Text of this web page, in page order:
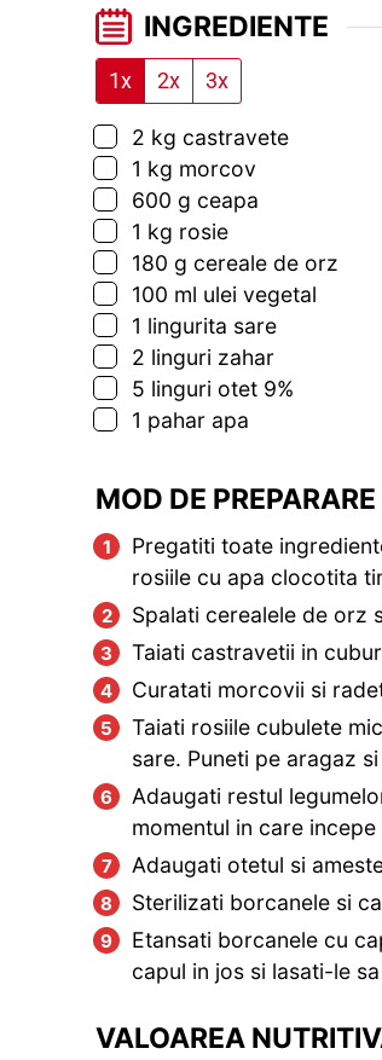
INGREDIENTE
1x 2x 3x
▢
2 kg castravete
▢
1 kg morcov
▢
600 g ceapa
▢
1 kg rosie
▢
180 g cereale de orz
▢
100 ml ulei vegetal
▢
1 lingurita sare
▢
2 linguri zahar
▢
5 linguri otet 9%
▢
1 pahar apa
MOD DE PREPARARE
Pregatiti toate
rosiile cu apa clocotita
Spalati cerealele de orz
Taiati castravetii in
Curatati morcovii si
Taiati rosiile cubulete
sare. Puneti pe aragaz
Adaugati restul
momentul in care
Adaugati otetul si
Sterilizati borcanele si
Etansati borcanele cu
capul in jos si lasati-le
VALOAREA